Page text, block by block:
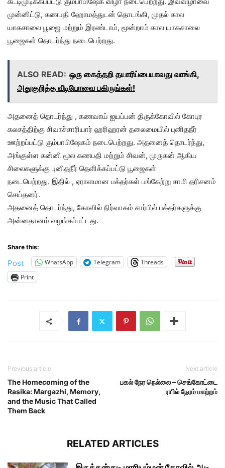
முன்னிட்டு, கணபதி ஹோமத்துடன் தொடங்கி, முதல் கால
யாகசாலை பூஜை மற்றும் இரண்டாம், மூன்றாம் கால யாகசாலை
பூஜைகள் தொடர்ந்து நடைபெற்றது.
ALSO READ: ஒரு கைத்தறி தயாரிப்பையாவது வாங்கி,
அதுகுறித்த வீடியோவை பகிருங்கள்!
அதனைத் தொடர்ந்து , கணவாய் ஐயப்பன் திருக்கோவில் கோபுர
கலசத்திற்கு சிவாச்சாரியார் ஹரிஹரன் தலைமையில் புனிதநீர்
ஊற்றப்பட்டு கும்பாபிஷேகம் நடைபெற்றது. அதனைத் தொடர்ந்து,
அங்குள்ள கன்னி மூல கணபதி மற்றும் சிவன், முருகன் ஆகிய
சிலைகளுக்கு புனிதநீர் தெளிக்கப்பட்டு பூஜைகள்
நடைபெற்றது. இதில் , ஏராளமான பக்தர்கள் பங்கேற்று சாமி தரிசனம்
செய்தனர்.
அதனைத் தொடர்ந்து, கோவில் நிர்வாகம் சார்பில் பக்தர்களுக்கு
அன்னதானம் வழங்கப்பட்டது.
Share this:
Post WhatsApp Telegram
Threads
Print
Previous article
The Homecoming of the
Rasika: Margazhi, Memory,
and the Music That Called
Them Back
Next article
பகல் நேர நெல்லை – செங்கோட்டை
ரயில் நேரம் மாற்றம்
RELATED ARTICLES